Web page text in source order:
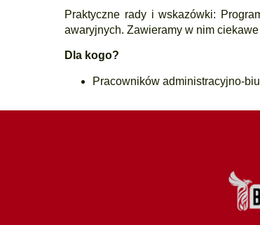
Praktyczne rady i wskazówki:
awaryjnych. Zawieramy w nim ciekawe
Dla kogo?
Pracowników administracyjno-